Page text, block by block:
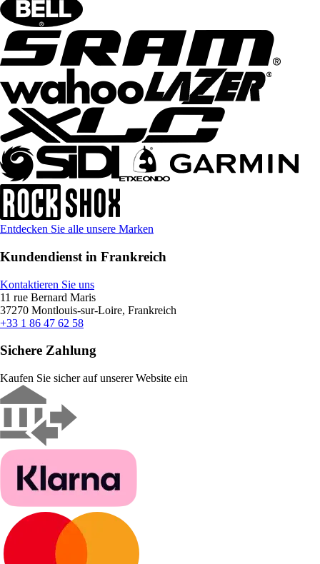
Entdecken Sie alle unsere Marken
Kundendienst in Frankreich
Kontaktieren Sie uns
11 rue Bernard Maris
37270 Montlouis-sur-Loire, Frankreich
+33 1 86 47 62 58
Sichere Zahlung
Kaufen Sie sicher auf unserer Website ein